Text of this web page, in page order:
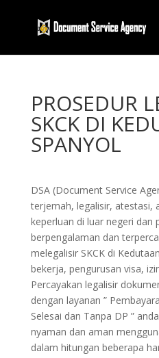
PROSEDUR
SKCK DI
SPANYOL
DSA (Document Service
terjemah, legalisir, atestasi,
keperluan di luar negeri dan
berpengalaman dan
melegalisir SKCK di
bekerja, pengurusan visa,
Percayakan legalisir
dengan layanan ”
Selesai dan Tanpa DP ”
nyaman dan aman
dalam hitungan beberapa